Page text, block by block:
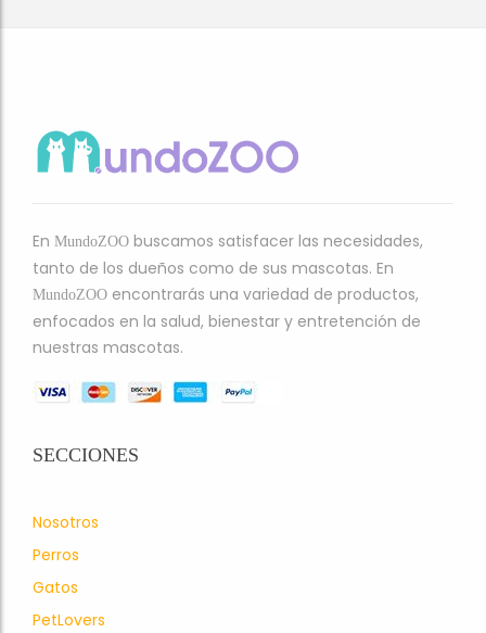
En MundoZOO buscamos satisfacer las necesidades,
tanto de los dueños como de sus mascotas. En
MundoZOO encontrarás una variedad de productos,
enfocados en la salud, bienestar y entretención de
nuestras mascotas.
SECCIONES
Nosotros
Perros
Gatos
PetLovers